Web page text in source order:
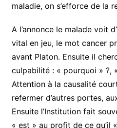
maladie, on s’efforce de la
A l’annonce le malade voit
vital en jeu, le mot cancer
avant Platon. Ensuite il
culpabilité : « pourquoi » ?,
Attention à la causalité
refermer d’autres portes,
Ensuite l’Institution fait
« est » au profit de ce qu’il